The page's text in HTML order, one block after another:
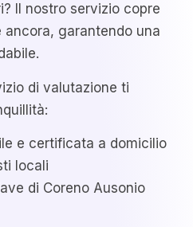
Il nostro servizio copre
garantendo una
di valutazione ti
e certificata a domicilio
locali
di Coreno Ausonio